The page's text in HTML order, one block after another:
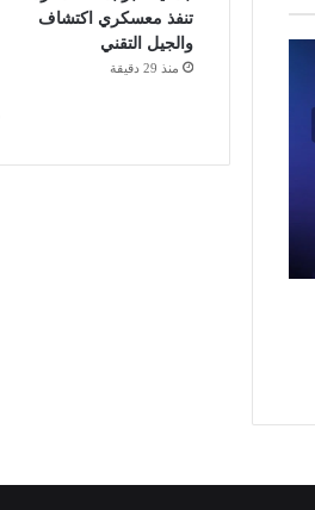
تنفذ معسكري اكتشاف
والجيل التقني
منذ 29 دقيقة